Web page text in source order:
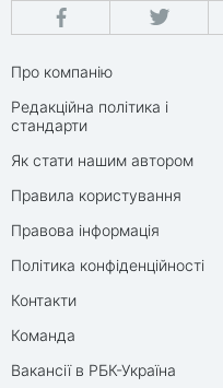
Про компанію
Редакційна політика і
стандарти
Як стати нашим автором
Правила користування
Правова інформація
Політика конфіденційності
Контакти
Команда
Вакансії в РБК-Україна